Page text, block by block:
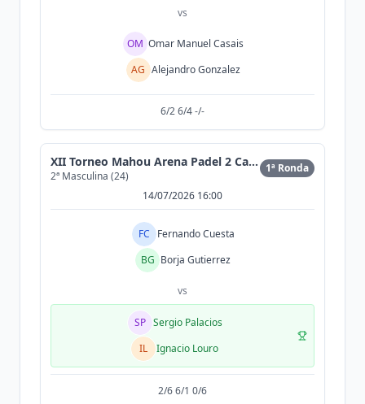
vs
OM Omar Manuel Casais
AG Alejandro Gonzalez
6/2 6/4 -/-
XII Torneo Mahou Arena Padel 2 Cat (300MAX)
2ª Masculina (24)
1ª Ronda
14/07/2026 16:00
FC
Fernando Cuesta
BG Borja Gutierrez
vs
SP Sergio Palacios
IL
Ignacio Louro
2/6 6/1 0/6